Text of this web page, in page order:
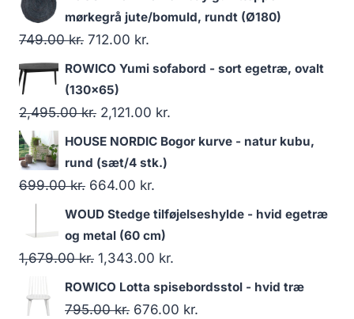
mørkegrå jute/bomuld, rundt (Ø180)
749.00kr. 712.00 kr.
ROWICO Yumi sofabord - sort egetræ, ovalt
(130x65)
2,495.00kr. 2,121.00 kr.
HOUSE NORDIC Bogor kurve - natur kubu,
rund (sæt/4 stk.)
699.00kr. 664.00 kr.
WOUD Stedge tilføjelseshylde - hvid egetræ
og metal (60 cm)
1,679.00kr. 1,343.00 kr.
ROWICO Lotta spisebordsstol - hvid træ
795.00kr. 676.00 kr.